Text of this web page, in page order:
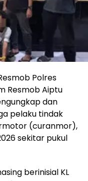
Polres
Resmob Aiptu
dan
pelaku tindak
(curanmor),
sekitar pukul
berinisial KL